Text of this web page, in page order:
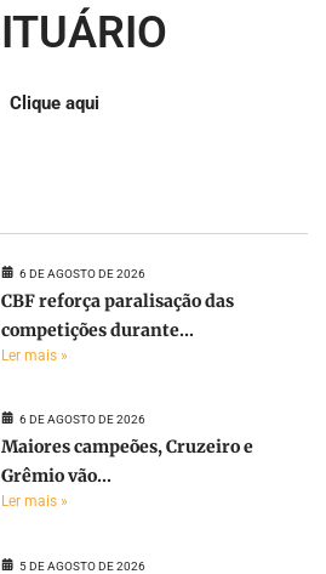
Clique aqui
6 DE AGOSTO DE 2026
CBF reforça paralisação das
competições durante...
Ler mais »
6 DE AGOSTO DE 2026
Maiores campeões, Cruzeiro e
Grêmio vão...
Ler mais »
5 DE AGOSTO DE 2026